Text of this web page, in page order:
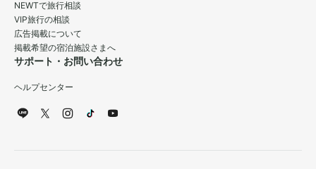
NEWTで旅行相談
VIP旅行の相談
広告掲載について
掲載希望の宿泊施設さまへ
サポート・お問い合わせ
ヘルプセンター